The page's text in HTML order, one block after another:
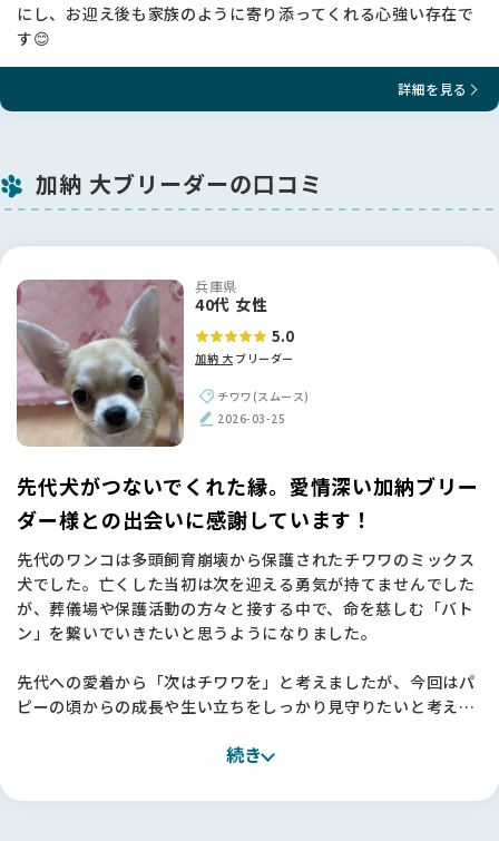
にし、お迎え後も家族のように寄り添ってくれる心強い存在で
す😊
詳細を見る
加納 大ブリーダーの口コミ
兵庫県
40代 女性
5.0
加納 大 ブリーダー
チワワ(スムース)
2026-03-25
先代犬がつないでくれた縁。愛情深い加納ブリー
ダー様との出会いに感謝しています！
先代のワンコは多頭飼育崩壊から保護されたチワワのミックス
犬でした。亡くした当初は次を迎える勇気が持てませんでした
が、葬儀場や保護活動の方々と接する中で、命を慈しむ「バト
ン」を繋いでいきたいと思うようになりました。
先代への愛着から「次はチワワを」と考えましたが、今回はパ
ピーの頃からの成長や生い立ちをしっかり見守りたいと考え、
関西圏では理想のスムースコートチワワになかなか出会えず、
直感で「この子だ！」と確信しました🐶
続き